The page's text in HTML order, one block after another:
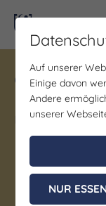
Gewinne
Unstrut!
möglich.
Auf unserer
Einige davon
Andere
unserer
NUR